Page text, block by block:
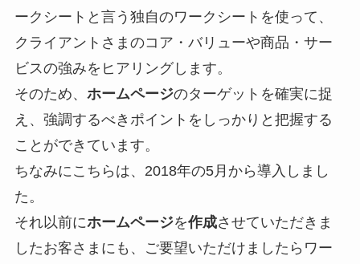
ークシートと言う独自のワークシートを使って、
クライアントさまのコア・バリューや商品・サー
ビスの強みをヒアリングします。
そのため、 ホームページのターゲットを確実に捉
え、強調するべきポイントをしっかりと把握する
ことができています。
ちなみにこちらは、2018年の5月から導入しまし
た。
それ以前にホームページを作成させていただきま
したお客さまにも、ご要望いただけましたらワー